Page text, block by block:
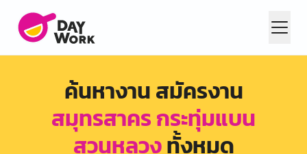
ค้นหางาน สมัครงาน
สมุทรสาคร กระทุ่มแบน
สวนหลวงทั้งหมด